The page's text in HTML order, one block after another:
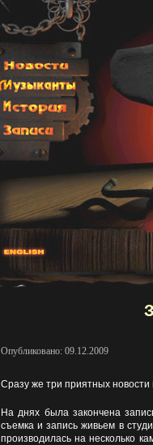
Опубликовано: 09.12.2009
Сразу же три приятных новости
На днях была закончена
съемка и запись живьем в
производилась на несколько